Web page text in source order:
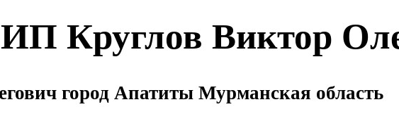
ИП Круглов Виктор
город Апатиты Мурманская область